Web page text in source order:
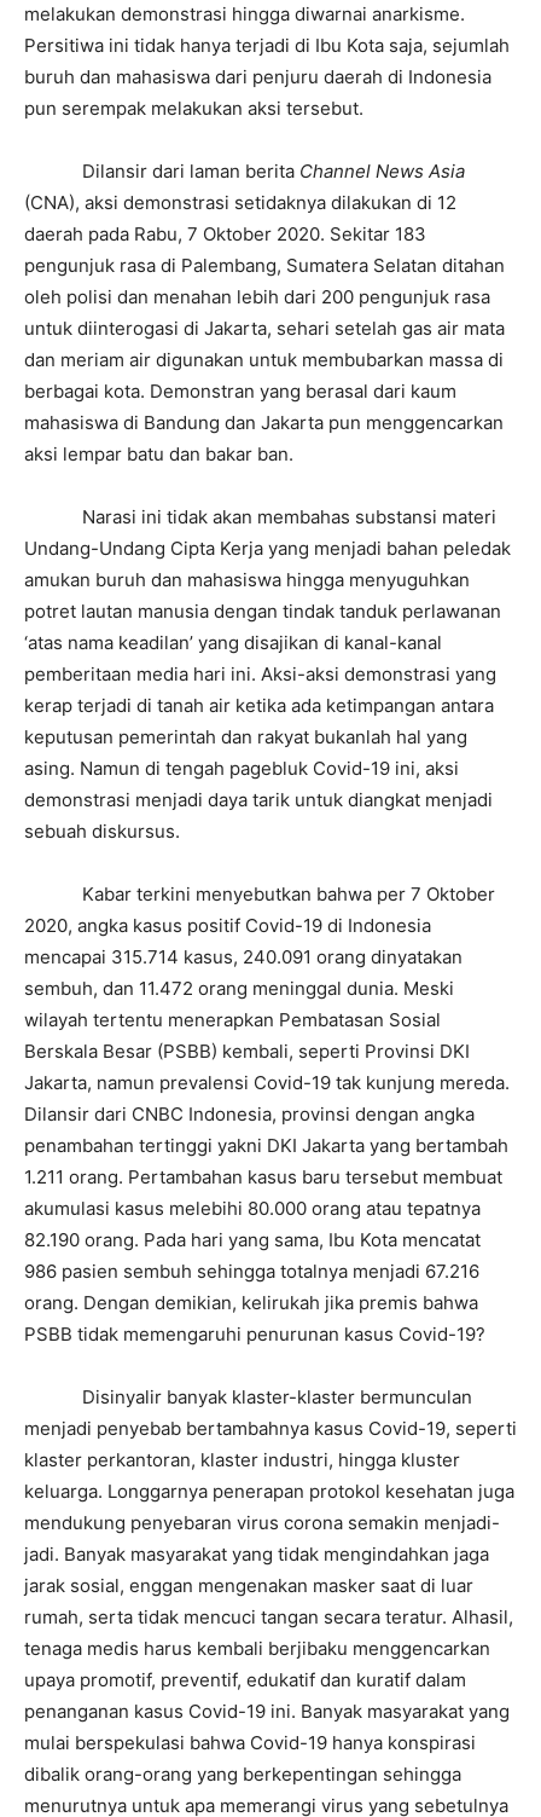
melakukan demonstrasi hingga diwarnai anarkisme.
Persitiwa ini tidak hanya terjadi di Ibu Kota saja, sejumlah
buruh dan mahasiswa dari penjuru daerah di Indonesia
pun serempak melakukan aksi tersebut.
Dilansir dari laman berita Channel News Asia
(CNA), aksi demonstrasi setidaknya dilakukan di 12
daerah pada Rabu, 7 Oktober 2020. Sekitar 183
pengunjuk rasa di Palembang, Sumatera Selatan ditahan
oleh polisi dan menahan lebih dari 200 pengunjuk rasa
untuk diinterogasi di Jakarta, sehari setelah gas air mata
dan meriam air digunakan untuk membubarkan massa di
berbagai kota. Demonstran yang berasal dari kaum
mahasiswa di Bandung dan Jakarta pun menggencarkan
aksi lempar batu dan bakar ban.
Narasi ini tidak akan membahas substansi materi
Undang-Undang Cipta Kerja yang menjadi bahan peledak
amukan buruh dan mahasiswa hingga menyuguhkan
potret lautan manusia dengan tindak tanduk perlawanan
‘atas nama keadilan’ yang disajikan di kanal-kanal
pemberitaan media hari ini. Aksi-aksi demonstrasi yang
kerap terjadi di tanah air ketika ada ketimpangan antara
keputusan pemerintah dan rakyat bukanlah hal yang
asing. Namun di tengah pagebluk Covid-19 ini, aksi
demonstrasi menjadi daya tarik untuk diangkat menjadi
sebuah diskursus.
Kabar terkini menyebutkan bahwa per 7 Oktober
2020, angka kasus positif Covid-19 di Indonesia
mencapai 315.714 kasus, 240.091 orang dinyatakan
sembuh, dan 11.472 orang meninggal dunia. Meski
wilayah tertentu menerapkan Pembatasan Sosial
Berskala Besar (PSBB) kembali, seperti Provinsi DKI
Jakarta, namun prevalensi Covid-19 tak kunjung mereda.
Dilansir dari CNBC Indonesia, provinsi dengan angka
penambahan tertinggi yakni DKI Jakarta yang bertambah
1.211 orang. Pertambahan kasus baru tersebut membuat
akumulasi kasus melebihi 80.000 orang atau tepatnya
82.190 orang. Pada hari yang sama, Ibu Kota mencatat
986 pasien sembuh sehingga totalnya menjadi 67.216
orang. Dengan demikian, kelirukah jika premis bahwa
PSBB tidak memengaruhi penurunan kasus Covid-19?
Disinyalir banyak klaster-klaster bermunculan
menjadi penyebab bertambahnya kasus Covid-19, seperti
klaster perkantoran, klaster industri, hingga kluster
keluarga. Longgarnya penerapan protokol kesehatan juga
mendukung penyebaran virus corona semakin menjadi-
jadi. Banyak masyarakat yang tidak mengindahkan jaga
jarak sosial, enggan mengenakan masker saat di luar
rumah, serta tidak mencuci tangan secara teratur. Alhasil,
tenaga medis harus kembali berjibaku menggencarkan
upaya promotif, preventif, edukatif dan kuratif dalam
penanganan kasus Covid-19 ini. Banyak masyarakat yang
mulai berspekulasi bahwa Covid-19 hanya konspirasi
dibalik orang-orang yang berkepentingan sehingga
menurutnya untuk apa memerangi virus yang sebetulnya